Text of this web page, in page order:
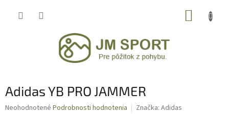
Adidas YB PRO JAMMER
Priemerné
Neohodnotené Podrobnosti hodnotenia Značka: Adidas